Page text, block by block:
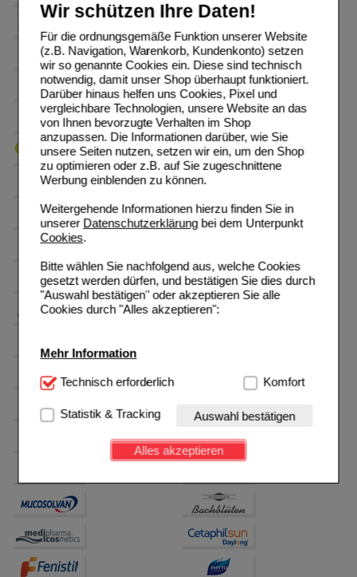
Wir schützen Ihre Daten!
Für die ordnungsgemäße Funktion unserer Website
(z.B. Navigation, Warenkorb, Kundenkonto) setzen
wir so genannte Cookies ein. Diese sind technisch
notwendig, damit unser Shop überhaupt funktioniert.
Darüber hinaus helfen uns Cookies, Pixel und
vergleichbare Technologien, unsere Website an das
von Ihnen bevorzugte Verhalten im Shop
anzupassen. Die Informationen darüber, wie Sie
unsere Seiten nutzen, setzen wir ein, um den Shop
zu optimieren oder z.B. auf Sie zugeschnittene
Werbung einblenden zu können.
Weitergehende Informationen hierzu finden Sie in
unserer Datenschutzerklärungbei dem Unterpunkt
Cookies.
Bitte wählen Sie nachfolgend aus, welche Cookies
gesetzt werden dürfen, und bestätigen Sie dies durch
"Auswahl bestätigen" oder akzeptieren Sie alle
Cookies durch "Alles akzeptieren":
Mehr Information
Technisch Notwendig:Hierbei handelt es sich um
Website notwendig sind (z.B. Navigation, Warenkorb,
Kundenkonto), weshalb auf diese nicht verzichtet
werden kann.
Einkaufserlebnis noch ansprechender zu gestalten,
beispielsweise für die Wiedererkennung des
Besuchers oder unsere Seite an bevorzugte
Verhaltensweisen (z.B. Spracheinstellung)
anzupassen. Komfort-Cookies ermöglichen es uns
auch auf Ihre Bedürfnisse zugeschrittene Inhalte
anzuzeigen und unser Partnerprogramm zu
Technisch erforderlich Komfort
Statistik & Tracking Auswahl bestätigen
Alles akzeptieren